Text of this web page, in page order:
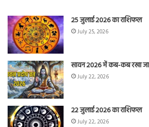
25 जुलाई 2026 का राशिफल
July 25, 2026
सावन 2026 में कब-कब रखा
July 22, 2026
22 जुलाई 2026 का राशिफल
July 22, 2026